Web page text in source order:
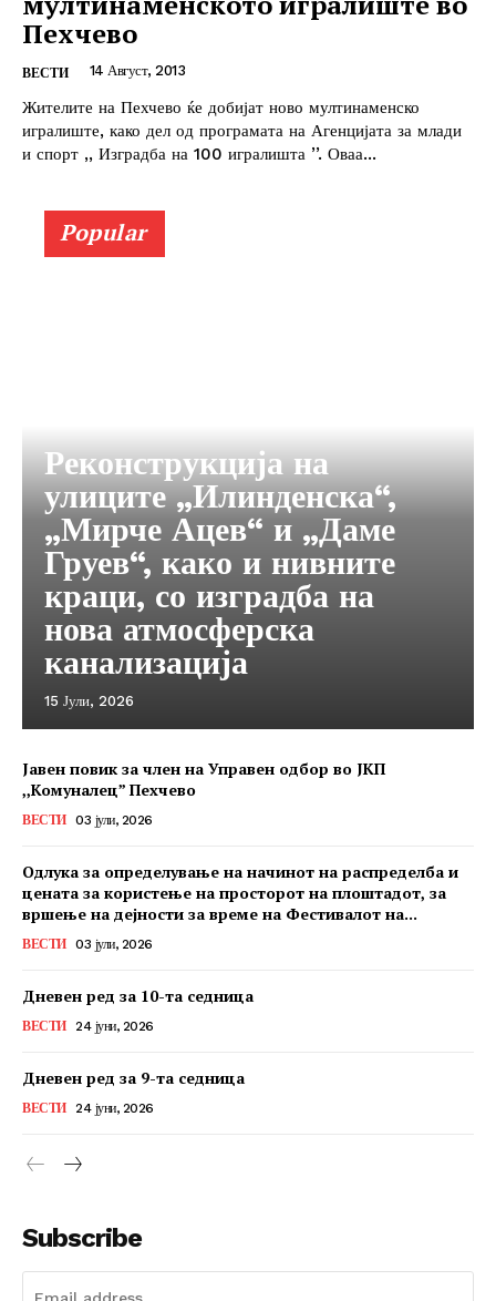
Пехчево
ВЕСТИ 14 Август, 2013
Жителите на Пехчево ќе добијат ново мултинаменско
игралиште, како дел од програмата на Агенцијата за млади
и спорт ,, Изградба на 100 игралишта ’’. Оваа...
Popular
Реконструкција на
улиците „Илинденска“,
„Мирче Ацев“ и „Даме
Груев“, како и нивните
краци, со изградба на
нова атмосферска
канализација
15 Јули, 2026
Јавен повик за член на Управен одбор во ЈКП
,,Комуналец” Пехчево
ВЕСТИ 03 јули, 2026
Одлука за определување на начинот на распределба и
цената за користење на просторот на плоштадот, за
вршење на дејности за време на Фестивалот на...
ВЕСТИ 03 јули, 2026
Дневен ред за 10-та седница
ВЕСТИ 24 јуни, 2026
Дневен ред за 9-та седница
ВЕСТИ 24 јуни, 2026
Subscribe